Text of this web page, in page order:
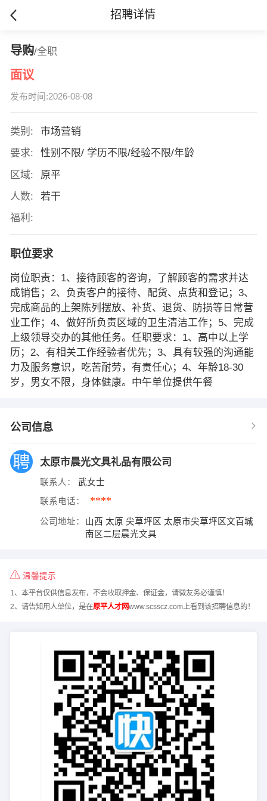
招聘详情
导购/全职
面议
发布时间:2026-08-08
类别:
市场营销
要求:
性别不限/ 学历不限/经验不限/年龄
区域:
原平
人数:
若干
福利:
职位要求
岗位职责：1、接待顾客的咨询，了解顾客的需求并达
成销售；2、负责客户的接待、配货、点货和登记；3、
完成商品的上架陈列摆放、补货、退货、防损等日常营
业工作；4、做好所负责区域的卫生清洁工作；5、完成
上级领导交办的其他任务。任职要求：1、高中以上学
历；2、有相关工作经验者优先；3、具有较强的沟通能
力及服务意识，吃苦耐劳，有责任心；4、年龄18-30
岁，男女不限，身体健康。中午单位提供午餐
公司信息
太原市晨光文具礼品有限公司
联系人： 武女士
联系电话： ****
公司地址：
山西 太原 尖草坪区 太原市尖草坪区文百城
南区二层晨光文具
温馨提示
1、本平台仅供信息发布，不会收取押金、保证金，请微友务必谨慎！
2、请告知用人单位，是在原平人才网www.scsscz.com上看到该招聘信息的！